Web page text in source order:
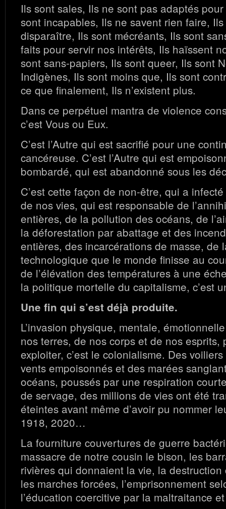
Ils sont sales, Ils ne sont pas adaptés
sont incapables, Ils ne savent rien faire,
disparaître, Ils sont mécréants, Ils sont
faits pour servir nos intérêts, Ils haïssent
sont sans-papiers, Ils sont queer, Ils sont
Indigènes, Ils sont moins que, Ils sont
ce que finalement, Ils n’existent plus.
Dans ce perpétuel mantra de violence
c’est Vous ou Eux.
C’est l’Autre qui est sacrifié pour une
cancéreuse. C’est l’Autre qui est
bombardé, qui est abandonné sous les
C’est cette façon de non-être, qui a
de nos vies, qui est responsable de
entières, de la pollution des océans, de
la déforestation par abattage et des
entières, des incarcérations de masse, de
technologique que le monde finisse au
de l’élévation des températures à une
la politique mortelle du capitalisme, c’est
Une fin qui s’est déjà produite.
L’invasion physique, mentale,
nos terres, de nos corps et de nos esprits,
exploiter, c’est le colonialisme. Des
vents empoisonnés et des marées
océans, poussés par une respiration
de servage, des millions de vies ont été
éteintes avant même d’avoir pu nommer
1918, 2020…
La fourniture couvertures de guerre
massacre de notre cousin le bison, les
rivières qui donnaient la vie, la
les marches forcées, l’emprisonnement
l’éducation coercitive par la maltraitance